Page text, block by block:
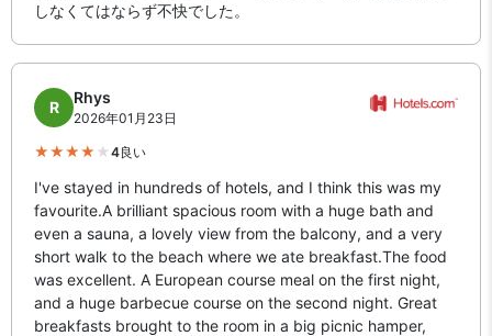
しなくてはならず不快でした。
R
Rhys
2026年01月23日
4良い
I've stayed in hundreds of hotels, and I think this was my
favourite.A brilliant spacious room with a huge bath and
even a sauna, a lovely view from the balcony, and a very
short walk to the beach where we ate breakfast.The food
was excellent. A European course meal on the first night,
and a huge barbecue course on the second night. Great
breakfasts brought to the room in a big picnic hamper,